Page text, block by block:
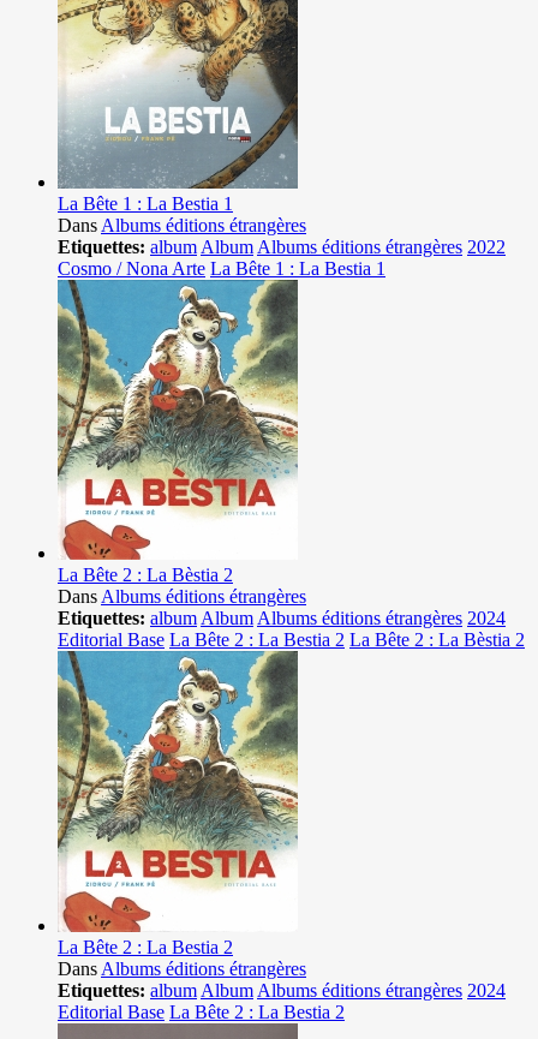
La Bête 1 : La Bestia 1
Dans Albums éditions étrangères
Etiquettes: album Album Albums éditions étrangères 2022
Cosmo / Nona Arte La Bête 1 : La Bestia 1
La Bête 2 : La Bèstia 2
Dans Albums éditions étrangères
Etiquettes: album Album Albums éditions étrangères 2024
Editorial Base La Bête 2 : La Bestia 2 La Bête 2 : La Bèstia 2
La Bête 2 : La Bestia 2
Dans Albums éditions étrangères
Etiquettes: album Album Albums éditions étrangères 2024
Editorial Base La Bête 2 : La Bestia 2